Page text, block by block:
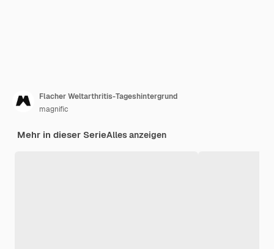
Flacher Weltarthritis-Tageshintergrund
magnific
Mehr in dieser SerieAlles anzeigen